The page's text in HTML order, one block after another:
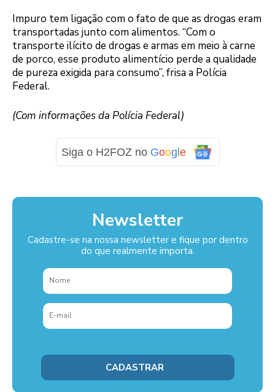
Impuro tem ligação com o fato de que as drogas eram
transportadas junto com alimentos. “Com o
transporte ilícito de drogas e armas em meio à carne
de porco, esse produto alimentício perde a qualidade
de pureza exigida para consumo”, frisa a Polícia
Federal.
(Com informações da Polícia Federal)
Siga o H2FOZ no Goog e
Newsletter
Cadastre-se na nossa newsletter e fique por dentro
do que realmente importa.